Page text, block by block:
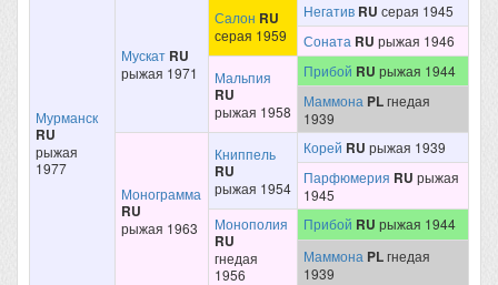
Мурманск
RU
рыжая
1977
Мускат RU
рыжая 1971
Салон RU
серая 1959
Негатив RU серая 1945
Соната RU рыжая 1946
Мальпия
RU
рыжая 1958
Прибой RU рыжая 1944
Маммона PLгнедая
1939
Монограмма
RU
рыжая 1963
Книппель
RU
рыжая 1954
Корей RU рыжая 1939
Парфюмерия RU рыжая
1945
Монополия
RU
гнедая
1956
Прибой RU рыжая 1944
Маммона PLгнедая
1939